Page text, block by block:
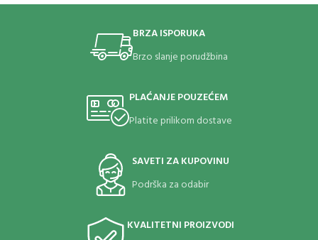
BRZA ISPORUKA
Brzo slanje porudžbina
PLAĆANJE POUZEĆEM
Platite prilikom dostave
SAVETI ZA KUPOVINU
Podrška za odabir
KVALITETNI PROIZVODI